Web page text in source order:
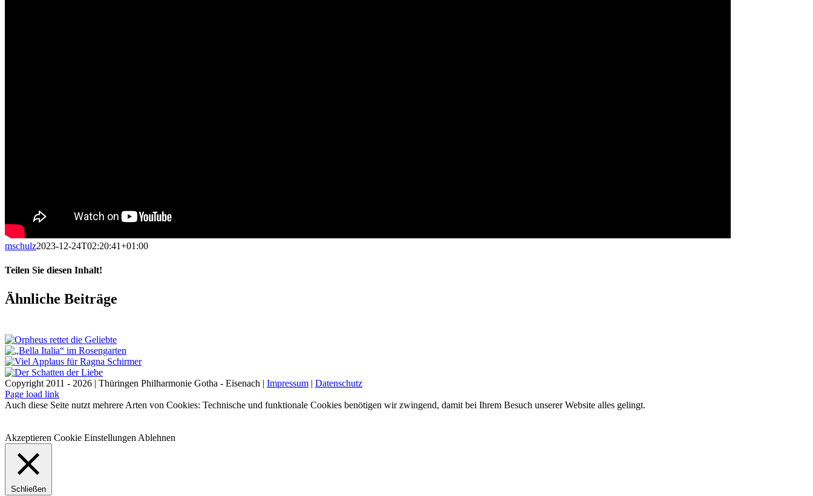
mschulz2023-12-24T02:20:41+01:00
Teilen Sie diesen Inhalt!
Facebook
X
LinkedIn
E-
Mail
Ähnliche Beiträge
Copyright 2011 - 2026 | Thüringen Philharmonie Gotha - Eisenach | Impressum | Datenschutz
Facebook
Instagram
WhatsApp
YouTube
E-
Mail
Telefon
Page load link
Auch diese Seite nutzt mehrere Arten von Cookies: Technische und funktionale Cookies benötigen wir zwingend, damit bei Ihrem Besuch unserer Website alles gelingt.
Akzeptieren Cookie Einstellungen Ablehnen
Schließen